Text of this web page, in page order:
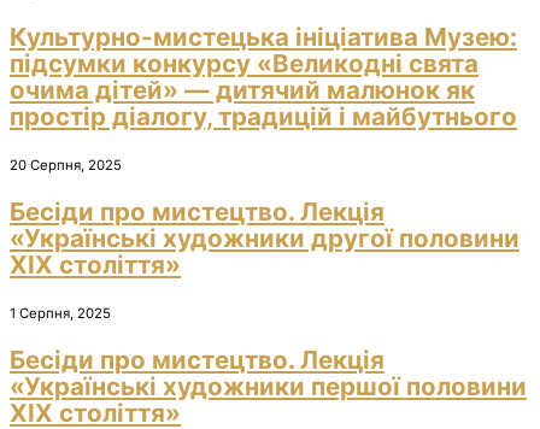
Культурно-мистецька ініціатива Музею:
підсумки конкурсу «Великодні свята
очима дітей» — дитячий малюнок як
простір діалогу, традицій і майбутнього
20 Серпня, 2025
Бесіди про мистецтво. Лекція
«Українські художники другої половини
ХІХ століття»
1 Серпня, 2025
Бесіди про мистецтво. Лекція
«Українські художники першої половини
ХІХ століття»